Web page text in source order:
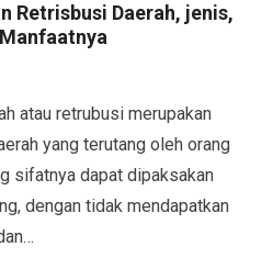
Retrisbusi Daerah, jenis,
atau retrubusi merupakan
yang terutang oleh orang
sifatnya dapat dipaksakan
dengan tidak mendapatkan